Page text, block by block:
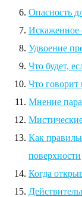
Опасность
Искаженное
Удвоение
Что будет,
Что говорит
Мнение
Как
поверхности
Когда